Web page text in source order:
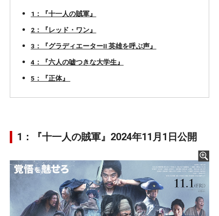
1：『十一人の賊軍』
2：『レッド・ワン』
3：『グラディエーターII 英雄を呼ぶ声』
4：『六人の嘘つきな大学生』
5：『正体』
1：『十一人の賊軍』2024年11月1日公開